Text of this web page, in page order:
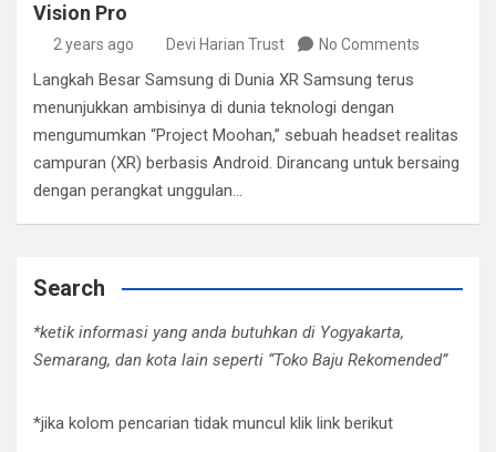
Vision Pro
2 years ago Devi Harian Trust No Comments
Langkah Besar Samsung di Dunia XR Samsung terus
menunjukkan ambisinya di dunia teknologi dengan
mengumumkan “Project Moohan,” sebuah headset realitas
campuran (XR) berbasis Android. Dirancang untuk bersaing
dengan perangkat unggulan…
Search
*ketik informasi yang anda butuhkan di Yogyakarta,
Semarang, dan kota lain seperti “Toko Baju Rekomended”
*jika kolom pencarian tidak muncul klik link berikut